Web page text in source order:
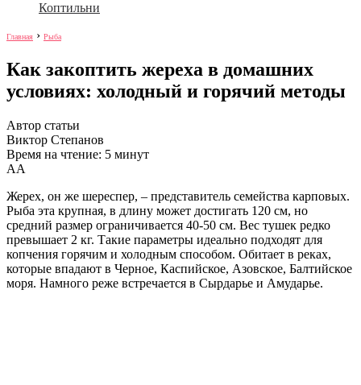
Коптильни
Главная › Рыба
Как закоптить жереха в домашних
условиях: холодный и горячий методы
Автор статьи
Виктор Степанов
Время на чтение: 5 минут
АА
Жерех, он же шереспер, – представитель семейства карповых.
Рыба эта крупная, в длину может достигать 120 см, но
средний размер ограничивается 40-50 см. Вес тушек редко
превышает 2 кг. Такие параметры идеально подходят для
копчения горячим и холодным способом. Обитает в реках,
которые впадают в Черное, Каспийское, Азовское, Балтийское
моря. Намного реже встречается в Сырдарье и Амударье.